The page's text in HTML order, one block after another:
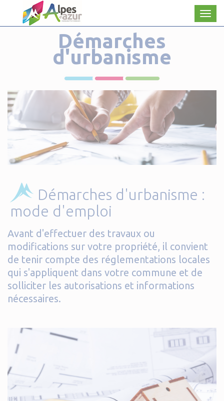
Démarches
d'urbanisme
Démarches d'urbanisme :
mode d'emploi
Avant d'effectuer des travaux ou
modifications sur votre propriété, il convient
de tenir compte des réglementations locales
qui s'appliquent dans votre commune et de
solliciter les autorisations et informations
nécessaires.
Panneau de gestion des cookies